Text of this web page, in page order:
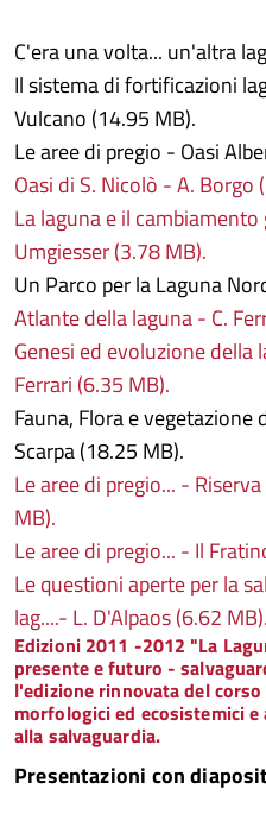
C'era una volta... un'altra
Il sistema di fortificazioni
Vulcano (14.95 MB).
Le aree di pregio - Oasi
Oasi di S. Nicolò - A. Borgo
La laguna e il
Umgiesser (3.78 MB).
Un Parco per la Laguna
Atlante della laguna - C.
Genesi ed evoluzione della
Ferrari (6.35 MB).
Fauna, Flora e
Scarpa (18.25 MB).
Le aree di pregio... -
MB).
Le aree di pregio... - Il
Le questioni aperte per la
lag....- L. D'Alpaos (6.62 MB).
Edizioni 2011 -2012 "La
presente e futuro -
l'edizione rinnovata del
morfologici ed ecosistemici
alla salvaguardia.
Presentazioni con